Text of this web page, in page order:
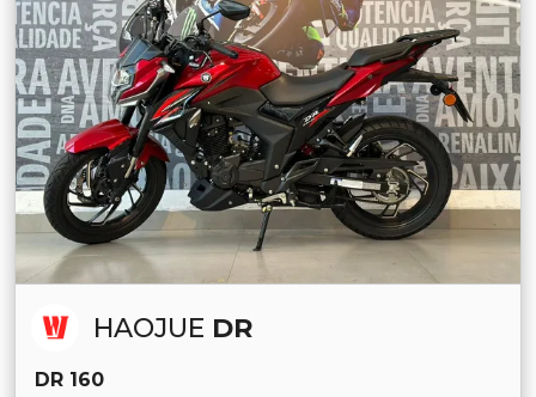
HAOJUE DR
DR 160